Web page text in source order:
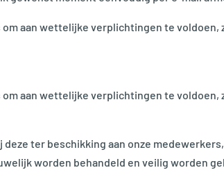
aan wettelijke verplichtingen te
aan wettelijke verplichtingen te
ter beschikking aan onze
worden behandeld en veilig worden